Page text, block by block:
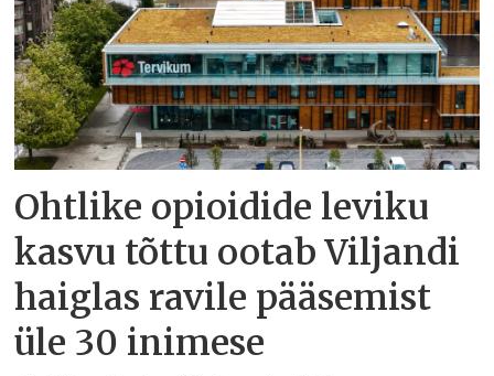
Ohtlike opioidide leviku
kasvu tõttu ootab Viljandi
haiglas ravile pääsemist
üle 30 inimese